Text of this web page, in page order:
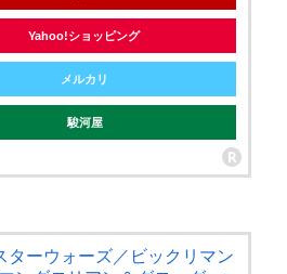
Yahoo!ショッピング
メルカリ
駿河屋
ターウォーズ／ビックリマン